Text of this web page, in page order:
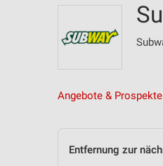
Angebote &
Entfernung zur